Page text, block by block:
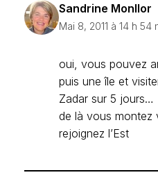
Sandrine Monllor
Mai 8, 2011 à 14 h 54
oui, vous pouvez
puis une île et
Zadar sur 5 jours…
de là vous montez
rejoignez l’Est